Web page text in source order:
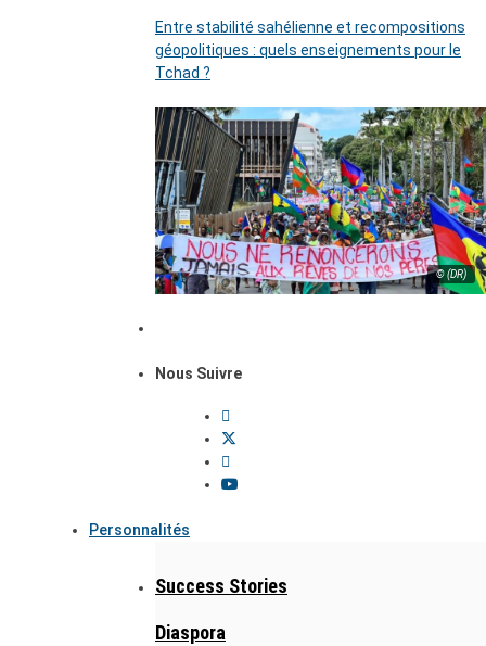
Entre stabilité sahélienne et recompositions
géopolitiques : quels enseignements pour le
Tchad ?
© (DR)
Nous Suivre
Personnalités
Success Stories
Diaspora